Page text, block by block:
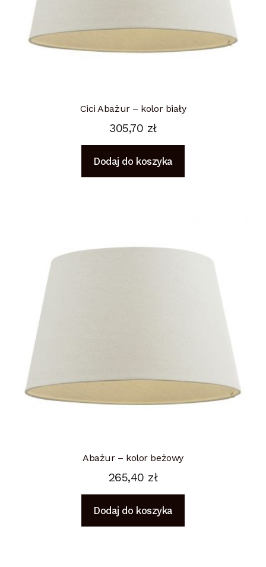
Cici Abażur – kolor biały
305,70 zł
Dodaj do koszyka
Abażur – kolor beżowy
265,40 zł
Dodaj do koszyka